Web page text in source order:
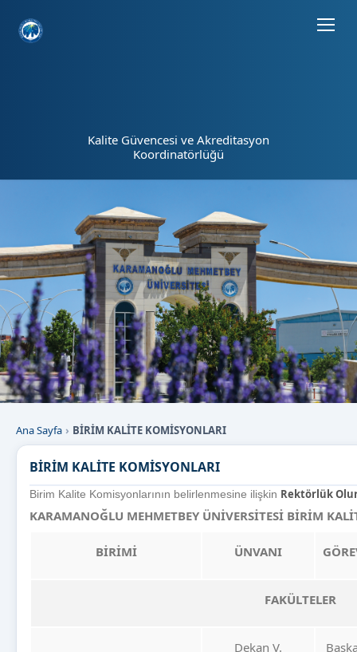
Kalite Güvencesi ve Akreditasyon
Koordinatörlüğü
Ana Sayfa BİRİM KALİTE KOMİSYONLARI
BİRİM KALİTE KOMİSYONLARI
Birim Kalite Komisyonlarının belirlenmesine ilişkin Rektörlük
KARAMANOĞLU MEHMETBEY ÜNİVERSİTESİ BİRİM
BİRİMİ ÜNVANI
FAKÜLTELER
Dekan V.